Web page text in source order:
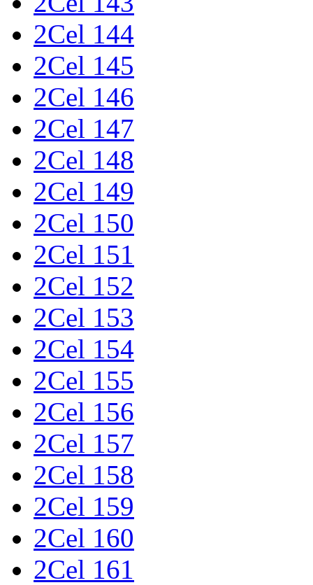
2Cel 144
2Cel 145
2Cel 146
2Cel 147
2Cel 148
2Cel 149
2Cel 150
2Cel 151
2Cel 152
2Cel 153
2Cel 154
2Cel 155
2Cel 156
2Cel 157
2Cel 158
2Cel 159
2Cel 160
2Cel 161